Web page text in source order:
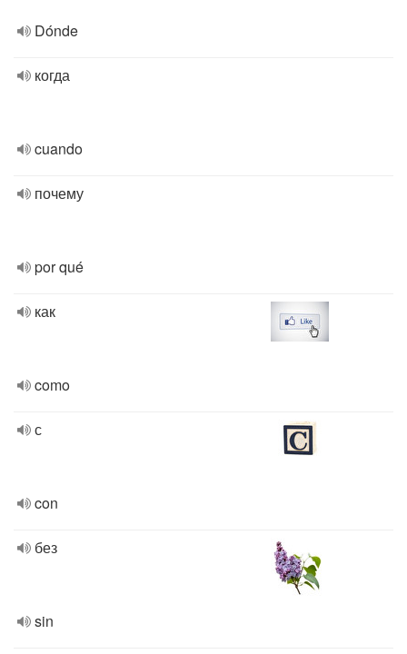
Dónde
когда
cuando
почему
por qué
как
como
с
con
без
sin